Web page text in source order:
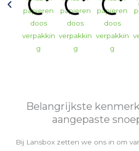
Belangrijkste
aangepaste
Bij Lansbox zetten we ons in om